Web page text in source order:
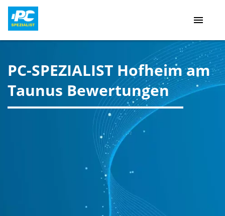
menu
PC-SPEZIALIST Hofheim am
Taunus Bewertungen